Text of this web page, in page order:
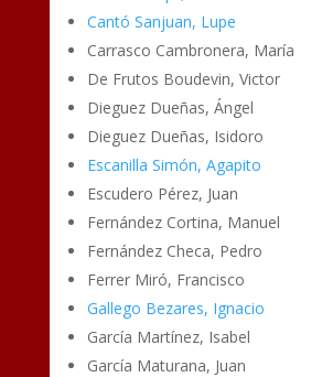
Cantó Sanjuan, Lupe
Carrasco Cambronera, María
De Frutos Boudevin, Victor
Dieguez Dueñas, Ángel
Dieguez Dueñas, Isidoro
Escanilla Simón, Agapito
Escudero Pérez, Juan
Fernández Cortina, Manuel
Fernández Checa, Pedro
Ferrer Miró, Francisco
Gallego Bezares, Ignacio
García Martínez, Isabel
García Maturana, Juan